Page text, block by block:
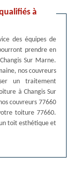
à
des équipes de
prendre en
Sur Marne.
nos couvreurs
un traitement
à Changis Sur
couvreurs 77660
toiture 77660.
toit esthétique et